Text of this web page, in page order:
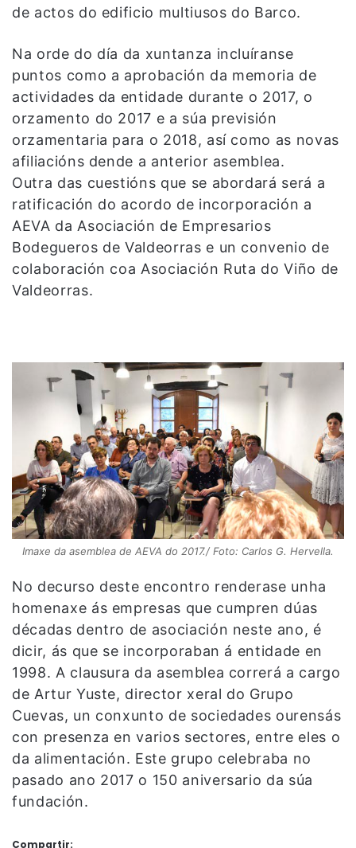
de actos do edificio multiusos do Barco.
Na orde do día da xuntanza incluíranse
puntos como a aprobación da memoria de
actividades da entidade durante o 2017, o
orzamento do 2017 e a súa previsión
orzamentaria para o 2018, así como as novas
afiliacións dende a anterior asemblea.
Outra das cuestións que se abordará será a
ratificación do acordo de incorporación a
AEVA da Asociación de Empresarios
Bodegueros de Valdeorras e un convenio de
colaboración coa Asociación Ruta do Viño de
Valdeorras.
Imaxe da asemblea de AEVA do 2017./ Foto: Carlos G. Hervella.
No decurso deste encontro renderase unha
homenaxe ás empresas que cumpren dúas
décadas dentro de asociación neste ano, é
dicir, ás que se incorporaban á entidade en
1998. A clausura da asemblea correrá a cargo
de Artur Yuste, director xeral do Grupo
Cuevas, un conxunto de sociedades ourensás
con presenza en varios sectores, entre eles o
da alimentación. Este grupo celebraba no
pasado ano 2017 o 150 aniversario da súa
fundación.
Compartir: